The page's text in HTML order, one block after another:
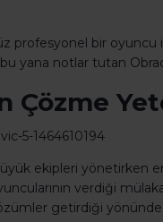
profesyonel bir oyuncu
yana notlar tutan
Çözme
ekipleri yönetirken
verdiği
getirdiği